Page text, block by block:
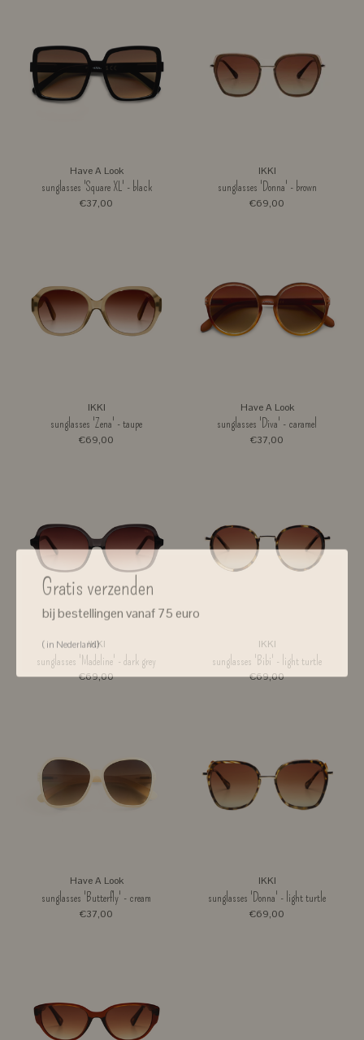
Have A Look
sunglasses 'Square XL' - black
€37,00
IKKI
sunglasses 'Donna' - brown
€69,00
IKKI
sunglasses 'Zena' - taupe
€69,00
Have A Look
sunglasses 'Diva' - caramel
€37,00
IKKI
sunglasses 'Madeline' - dark grey
€69,00
IKKI
sunglasses 'Bibi' - light turtle
€69,00
Have A Look
sunglasses 'Butterfly' - cream
€37,00
IKKI
sunglasses 'Donna' - light turtle
€69,00
Gratis verzenden
bij bestellingen vanaf 75 euro
( in Nederland)